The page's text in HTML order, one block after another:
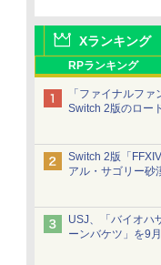
Xランキング
RPランキング
「ファイナルフ
Switch 2版のロー
アップデートで
Switch 2版「
アル・サゴリー
USJ、「バイオハ
ーンバケツ」を9
組み。味は恐怖